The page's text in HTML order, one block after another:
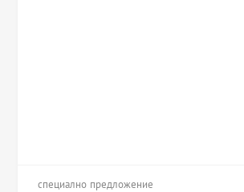
специално предложение